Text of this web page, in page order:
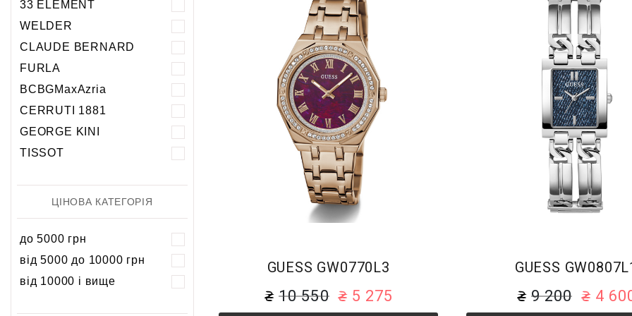
5 атм
10 атм
5 атм
10 атм
20 атм
33 ELEMENT
WELDER
CLAUDE BERNARD
FURLA
BCBGMaxAzria
CERRUTI 1881
GEORGE KINI
TISSOT
ЦІНОВА КАТЕГОРІЯ
до 5000 грн
від 5000 до 10000 грн
від 10000 і вище
GUESS GW0770L3
10 550 5 275
GUESS
9 200 4